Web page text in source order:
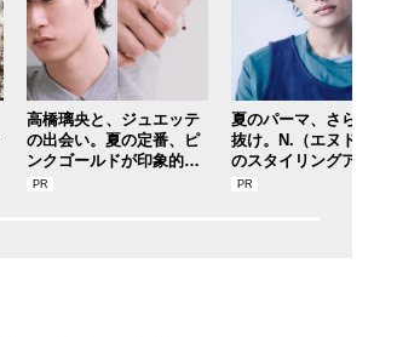
高橋璃央と、ジュエッテ
の出会い。夏の定番、ピ
ンクゴールドが印象的な“
SUMMER PINK”［meets
夏のパーマ、さらにあか
抜け。N.（エヌドット）
のスタイリングアイテム
で作る旬ヘアのテクニッ